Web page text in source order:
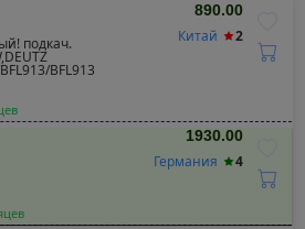
подкач.
BFL913
890.00
Китай 2
1930.00
Германия 4